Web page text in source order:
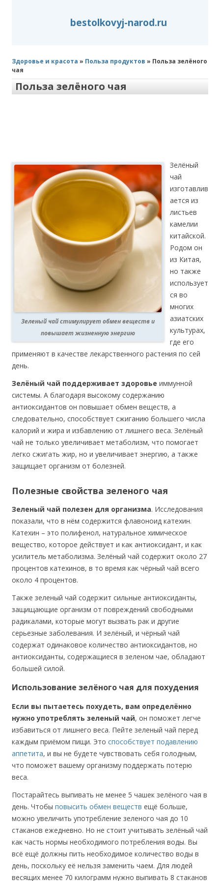
bestolkovyj-narod.ru
Здоровье и красота » Польза продуктов » Польза зелёного
чая
Польза зелёного чая
Зеленый чай стимулирует обмен веществ и
повышает жизненную энергию
Зелёный
чай
изготавлив
ается из
листьев
камелии
китайской.
Родом он
из Китая,
но также
использует
ся во
многих
азиатских
культурах,
где его
применяют в качестве лекарственного растения по сей
день.
Зелёный чай поддерживает здоровье иммунной
системы. А благодаря высокому содержанию
антиоксидантов он повышает обмен веществ, а
следовательно, способствует сжиганию большего числа
калорий и жира и избавлению от лишнего веса. Зелёный
чай не только увеличивает метаболизм, что помогает
легко сжигать жир, но и увеличивает энергию, а также
защищает организм от болезней.
Полезные свойства зеленого чая
Зеленый чай полезен для организма. Исследования
показали, что в нём содержится флавоноид катехин.
Катехин – это полифенол, натуральное химическое
вещество, которое действует и как антиоксидант, и как
усилитель метаболизма. Зелёный чай содержит около 27
процентов катехинов, в то время как чёрный чай всего
около 4 процентов.
Также зеленый чай содержит сильные антиоксиданты,
защищающие организм от повреждений свободными
радикалами, которые могут вызвать рак и другие
серьезные заболевания. И зелёный, и чёрный чай
содержат одинаковое количество антиоксидантов, но
антиоксиданты, содержащиеся в зеленом чае, обладают
большей силой.
Использование зелёного чая для похудения
Если вы пытаетесь похудеть, вам определённо
нужно употреблять зеленый чай, он поможет легче
избавиться от лишнего веса. Пейте зеленый чай перед
каждым приёмом пищи. Это способствует подавлению
аппетита, и вы не будете чувствовать себя голодным,
что поможет вашему организму поддержать потерю
веса.
Постарайтесь выпивать не менее 5 чашек зелёного чая в
день. Чтобы повысить обмен веществ ещё больше,
можно увеличить употребление зеленого чая до 10
стаканов ежедневно. Но не стоит учитывать зелёный чай
как часть нормы необходимого потребления воды. Вы
всё ещё должны пить необходимое количество воды в
день, поскольку её нельзя заменить чаем. Для людей
весящих менее 70 килограмм нужно выпивать 8 стаканов